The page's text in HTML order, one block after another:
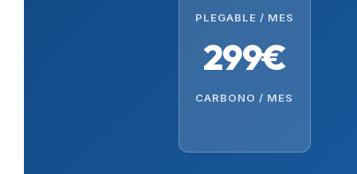
PLEGABLE / MES
299€
CARBONO / MES